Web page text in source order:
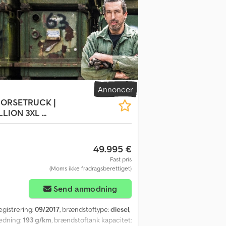
Rspfx Agyer Kabine: enkel Tekniske
Dimensioner Længde/højde: L2 Vægte
Vedligeholdelse, historik og tilstand
Antal nøgler: 3 (2 fjernbetjeninger)
12 4884MV WERNHOUT, NL
Annoncer
|
3XL ...
49.995 €
Fast pris
(Moms ikke fradragsberettiget)
Send anmodning
09/2017, brændstoftype:diesel,
193 g/km, brændstoftank kapacitet: